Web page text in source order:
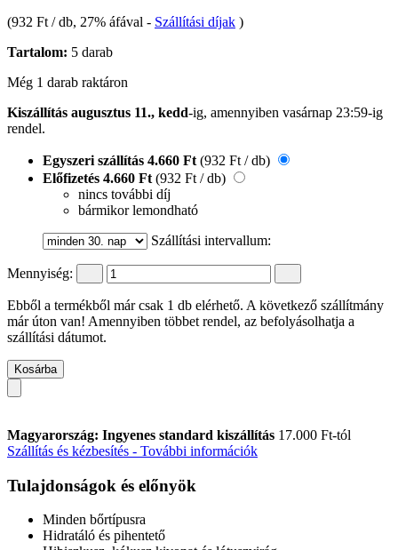
(932 Ft / db, 27% áfával - Szállítási díjak )
Tartalom: 5 darab
Még 1 darab raktáron
Kiszállítás augusztus 11., kedd-ig, amennyiben vasárnap 23:59-ig
rendel.
Egyszeri szállítás 4.660 Ft (932 Ft / db)
Előfizetés 4.660 Ft (932 Ft / db)
nincs további díj
bármikor lemondható
Szállítási intervallum:
Mennyiség:
Ebből a termékből már csak 1 db elérhető. A következő szállítmány
már úton van! Amennyiben többet rendel, az befolyásolhatja a
szállítási dátumot.
Kosárba
Magyarország: Ingyenes standard kiszállítás 17.000 Ft-tól
Szállítás és kézbesítés - További információk
Tulajdonságok és előnyök
Minden bőrtípusra
Hidratáló és pihentető